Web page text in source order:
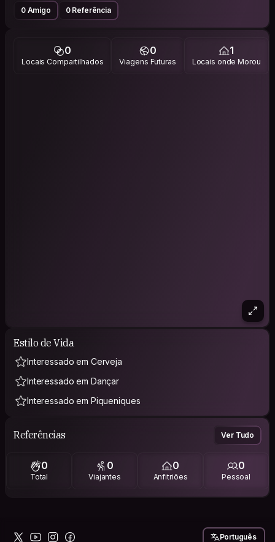
0 Amigo 0 Referência
0
Locais Compartilhados
0
Viagens Futuras
1
Locais onde Morou
Estilo de Vida
Interessado em Cerveja
Interessado em Dançar
Interessado em Piqueniques
Referências Ver Tudo
0
Total
0
Viajantes
0
Anfitriões
0
Pessoal
Português